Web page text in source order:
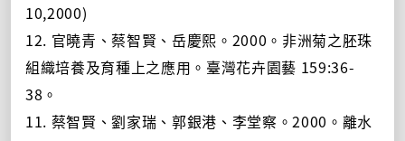
10,2000)
12. 官曉青、蔡智賢、岳慶熙。2000。非洲菊之胚珠
組織培養及育種上之應用。臺灣花卉園藝 159:36-
38。
11. 蔡智賢、劉家瑞、郭銀港、李堂察。2000。離水